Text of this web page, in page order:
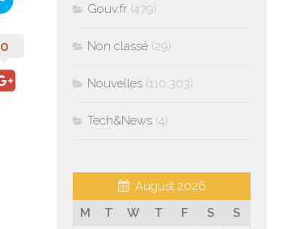
0
Gouv.fr (479)
Non classé (29)
Nouvelles (110,303)
Tech&News (4)
August 2026
M
T W T F S
S